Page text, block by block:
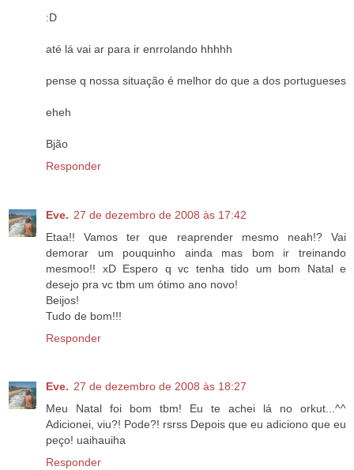
:D
até lá vai ar para ir enrrolando hhhhh
pense q nossa situação é melhor do que a dos portugueses
eheh
Bjão
Responder
Eve. 27 de dezembro de 2008 às 17:42
Etaa!! Vamos ter que reaprender mesmo neah!? Vai
demorar um pouquinho ainda mas bom ir treinando
mesmoo!! xD Espero q vc tenha tido um bom Natal e
desejo pra vc tbm um ótimo ano novo!
Beijos!
Tudo de bom!!!
Responder
Eve. 27 de dezembro de 2008 às 18:27
Meu Natal foi bom tbm! Eu te achei lá no orkut...^^
Adicionei, viu?! Pode?! rsrss Depois que eu adiciono que eu
peço! uaihauiha
Responder